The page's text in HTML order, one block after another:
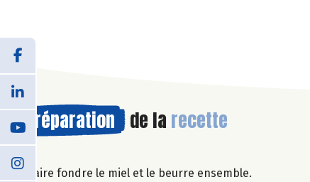
Préparation de la recette
Faire fondre le miel et le beurre ensemble.